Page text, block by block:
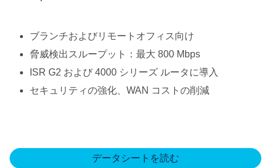
ブランチおよびリモートオフィス向け
脅威検出スループット：最大 800 Mbps
ISR G2 および 4000 シリーズ ルータに導入
セキュリティの強化、WAN コストの削減
データシートを読む